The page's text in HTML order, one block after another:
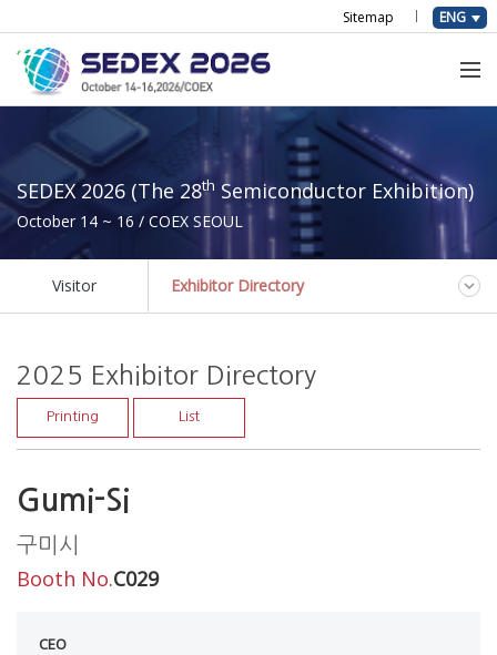
Sitemap ENG
SEDEX 2026 (The 28th Semiconductor Exhibition)
October 14 ~ 16 / COEX SEOUL
Visitor Exhibitor Directory
2025 Exhibitor Directory
Printing List
Gumi-Si
구미시
Booth No.C029
CEO